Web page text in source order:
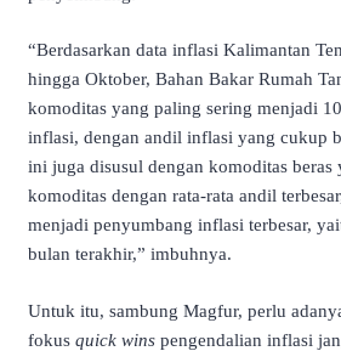
“Berdasarkan data inflasi Kalimantan
hingga Oktober, Bahan Bakar Rumah
komoditas yang paling sering menjadi
inflasi, dengan andil inflasi yang cukup
ini juga disusul dengan komoditas
komoditas dengan rata-rata andil
menjadi penyumbang inflasi terbesar,
bulan terakhir,” imbuhnya.
Untuk itu, sambung Magfur, perlu
fokus quick wins pengendalian inflasi